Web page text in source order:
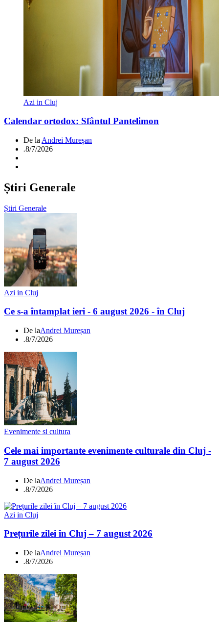
Azi in Cluj
Calendar ortodox: Sfântul Pantelimon
De la Andrei Mureșan
.8/7/2026
Știri Generale
Știri Generale
Azi in Cluj
Ce s-a întamplat ieri - 6 august 2026 - în Cluj
De laAndrei Mureșan
.8/7/2026
Evenimente si cultura
Cele mai importante evenimente culturale din Cluj -
7 august 2026
De laAndrei Mureșan
.8/7/2026
Azi in Cluj
Prețurile zilei în Cluj – 7 august 2026
De laAndrei Mureșan
.8/7/2026